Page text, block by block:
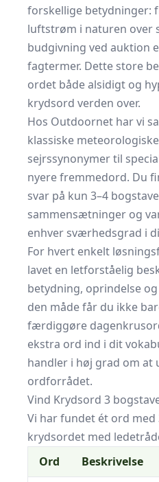
forskellige betydninger:
luftstrøm i naturen over
budgivning ved auktion
fagtermer. Dette store
ordet både alsidigt og
krydsord verden over.
Hos Outdoornet har vi
klassiske
sejrssynonymer til
nyere fremmedord. Du
svar på kun 3–4
sammensætninger og
enhver sværhedsgrad i
For hvert enkelt
lavet en letforståelig
betydning, oprindelse
den måde får du ikke
færdiggøre
ekstra ord ind i dit
handler i høj grad om at
ordforrådet.
Vind Krydsord 3
Vi har fundet ét ord med
krydsordet med
Ord
Beskrivelse